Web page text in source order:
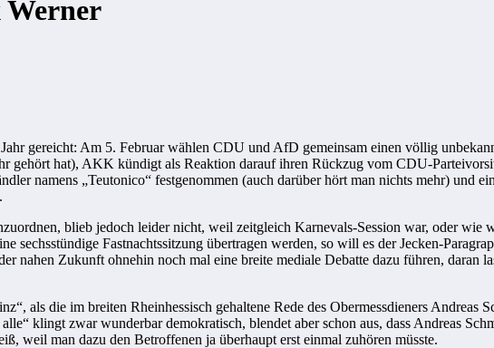
gereicht: Am 5. Februar wählen CDU und AfD gemeinsam einen völlig
gehört hat), AKK kündigt als Reaktion darauf ihren Rückzug vom CDU-
namens „Teutonico“ festgenommen (auch darüber hört man nichts mehr) und
blieb jedoch leider nicht, weil zeitgleich Karnevals-Session war, oder
sechsstündige Fastnachtssitzung übertragen werden, so will es der Jecken-
nahen Zukunft ohnehin noch mal eine breite mediale Debatte dazu führen, daran
als die im breiten Rheinhessisch gehaltene Rede des Obermessdieners
klingt zwar wunderbar demokratisch, blendet aber schon aus, dass Andreas
weil man dazu den Betroffenen ja überhaupt erst einmal zuhören müsste.